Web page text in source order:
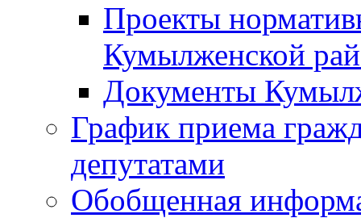
Проекты
Кумылженской
Документы
График приема
депутатами
Обобщенная